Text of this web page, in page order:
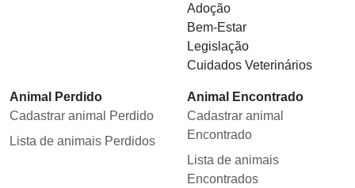
Adoção
Bem-Estar
Legislação
Cuidados Veterinários
Animal Perdido
Cadastrar animal Perdido
Lista de animais Perdidos
Animal Encontrado
Cadastrar animal
Encontrado
Lista de animais
Encontrados